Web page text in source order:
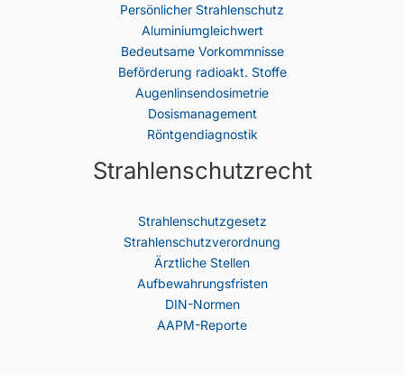
Persönlicher Strahlenschutz
Aluminiumgleichwert
Bedeutsame Vorkommnisse
Beförderung radioakt. Stoffe
Augenlinsendosimetrie
Dosismanagement
Röntgendiagnostik
Strahlenschutzrecht
Strahlenschutz­gesetz
Strahlenschutzverordnung
Ärztliche Stellen
Aufbewahrungsfristen
DIN-Normen
AAPM-Reporte